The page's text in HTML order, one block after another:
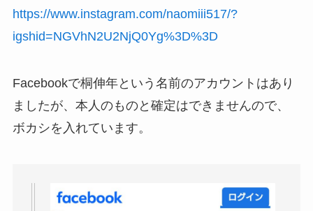
https://www.instagram.com/naomiii517/?
igshid=NGVhN2U2NjQ0Yg%3D%3D
Facebookで桐伸年という名前のアカウントはあり
ましたが、本人のものと確定はできませんので、
ボカシを入れています。